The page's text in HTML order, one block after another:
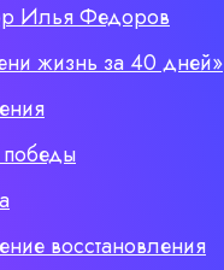
Илья Федоров
жизнь за 40 дней»
восстановления